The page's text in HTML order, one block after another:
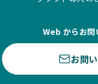
Web からお
お問